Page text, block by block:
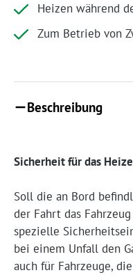
Heizen während
Zum Betrieb von
Beschreibung
Sicherheit für das
Soll die an Bord
der Fahrt das
spezielle
bei einem Unfall den
auch für Fahrzeuge,